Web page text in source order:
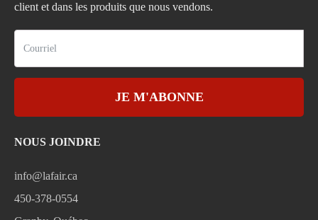
client et dans les produits que nous vendons.
JE M'ABONNE
NOUS JOINDRE
info@lafair.ca
450-378-0554